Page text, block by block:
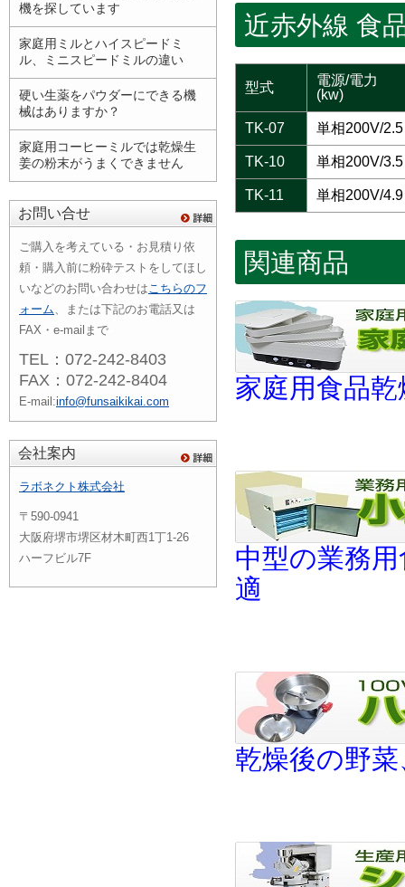
近赤外線 食
型式
電源/電力
(kw)
TK-07 単相200V/2.5
TK-10 単相200V/3.5
TK-11 単相200V/4.9
関連商品
家庭用食品
中型の業務
適
乾燥後の野
機を探しています
家庭用ミルとハイスピードミ
ル、ミニスピードミルの違い
硬い生薬をパウダーにできる機
械はありますか？
家庭用コーヒーミルでは乾燥生
姜の粉末がうまくできません
お問い合せ
ご購入を考えている・お見積り依
頼・購入前に粉砕テストをしてほし
いなどのお問い合わせはこちらのフ
ォーム、または下記のお電話又は
FAX・e-mailまで
TEL：072-242-8403
FAX：072-242-8404
E-mail:info@funsaikikai.com
会社案内
ラボネクト株式会社
〒590-0941
大阪府堺市堺区材木町西1丁1-26
ハーフビル7F